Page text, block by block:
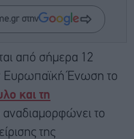
στην
από σήμερα 12
Ευρωπαϊκή Ένωση το
και τη
αναδιαμορφώνει το
της